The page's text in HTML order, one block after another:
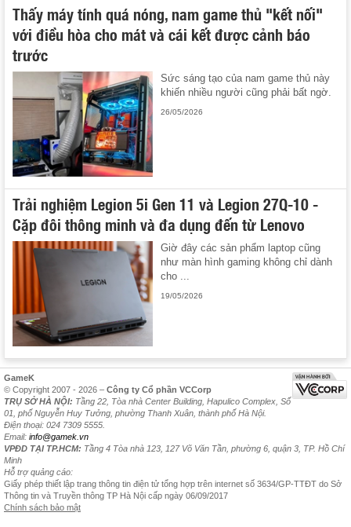
Thấy máy tính quá nóng, nam game thủ "kết nối"
với điều hòa cho mát và cái kết được cảnh báo
trước
Sức sáng tạo của nam game thủ này
khiến nhiều người cũng phải bất ngờ.
26/05/2026
Trải nghiệm Legion 5i Gen 11 và Legion 27Q-10 -
Cặp đôi thông minh và đa dụng đến từ Lenovo
Giờ đây các sản phẩm laptop cũng
như màn hình gaming không chỉ dành
cho ...
19/05/2026
GameK
© Copyright 2007 - 2026 – Công ty Cổ phần VCCorp
TRỤ SỞ HÀ NỘI: Tầng 22, Tòa nhà Center Building, Hapulico Complex, Số
01, phố Nguyễn Huy Tưởng, phường Thanh Xuân, thành phố Hà Nội.
Điện thoại: 024 7309 5555.
Email: info@gamek.vn
VPĐD TẠI TP.HCM: Tầng 4 Tòa nhà 123, 127 Võ Văn Tần, phường 6, quận 3, TP. Hồ Chí
Minh
Hỗ trợ quảng cáo:
Giấy phép thiết lập trang thông tin điện tử tổng hợp trên internet số 3634/GP-TTĐT do Sở
Thông tin và Truyền thông TP Hà Nội cấp ngày 06/09/2017
Chính sách bảo mật